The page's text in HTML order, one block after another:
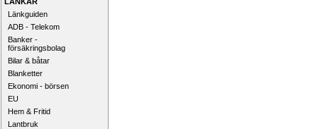
Länkguiden
ADB - Telekom
Banker -
försäkringsbolag
Bilar & båtar
Blanketter
Ekonomi - börsen
EU
Hem & Fritid
Lantbruk